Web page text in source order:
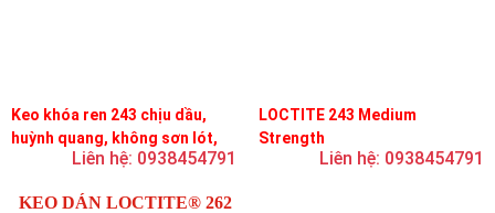
Keo khóa ren 243 chịu dầu,
huỳnh quang, không sơn lót,
dễ tháo rời, độ bền trung bình
Liên hệ: 0938454791
LOCTITE 243 Medium
Strength
Liên hệ: 0938454791
KEO DÁN LOCTITE® 262